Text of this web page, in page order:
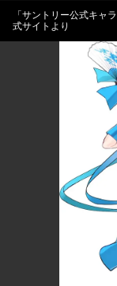
「サントリー公式キャ
式サイトより